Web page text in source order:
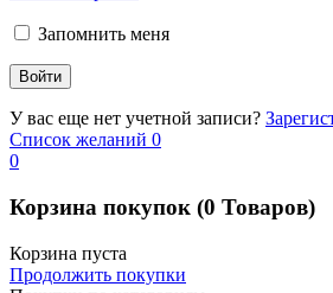
Запомнить меня
У вас еще нет учетной записи?
Список желаний 0
0
Корзина покупок (0 Товаров)
Корзина пуста
Продолжить покупки